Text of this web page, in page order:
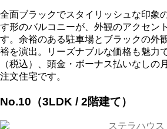
全面ブラックでスタイリッシュな印象
す形のバルコニーが、外観のアクセン
す。余裕のある駐車場とブラックの外
裕を演出。リーズナブルな価格も魅力
（税込）、頭金・ボーナス払いなしの
注文住宅です。
No.10（3LDK / 2階建て）